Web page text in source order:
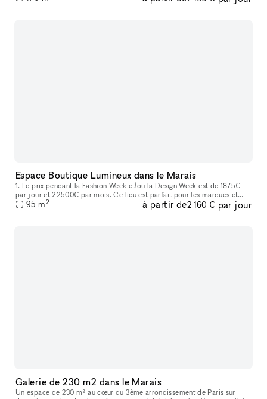
Espace Boutique Lumineux dans le Marais
1. Le prix pendant la Fashion Week et/ou la Design Week est de 1875€
par jour et 22500€ par mois. Ce lieu est parfait pour les marques et
professionnels à la recherche d'une boutique éphémère ou d'un
95 m2 à partir de2 160 € par jour
Galerie de 230 m2 dans le Marais
Un espace de 230 m² au cœur du 3ème arrondissement de Paris sur